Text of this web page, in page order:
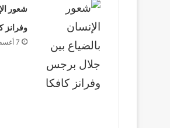
شعور
وفرانز
7 أغسطس، 2026